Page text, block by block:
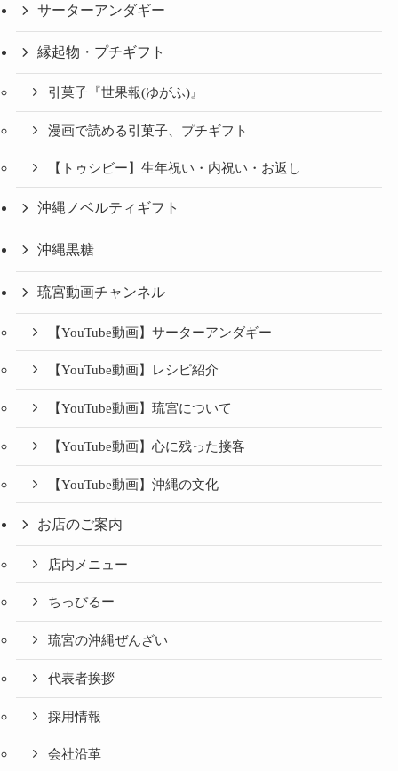
サーターアンダギー
縁起物・プチギフト
引菓子『世果報(ゆがふ)』
漫画で読める引菓子、プチギフト
【トゥシビー】生年祝い・内祝い・お返し
沖縄ノベルティギフト
沖縄黒糖
琉宮動画チャンネル
【YouTube動画】サーターアンダギー
【YouTube動画】レシピ紹介
【YouTube動画】琉宮について
【YouTube動画】心に残った接客
【YouTube動画】沖縄の文化
お店のご案内
店内メニュー
ちっぴるー
琉宮の沖縄ぜんざい
代表者挨拶
採用情報
会社沿革